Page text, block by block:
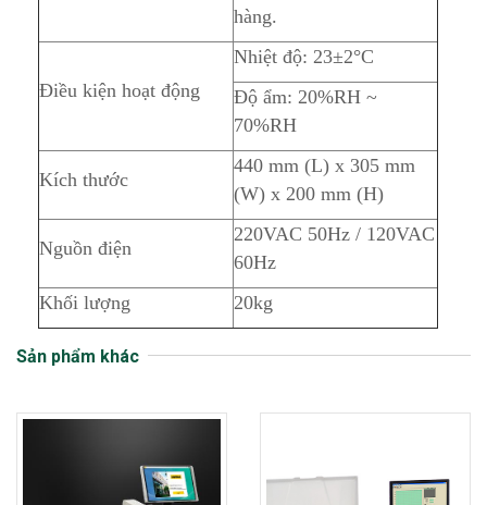
hàng.
Điều kiện hoạt động
Nhiệt độ: 23±2°C
Độ ẩm: 20%RH ~
70%RH
Kích thước
440 mm (L) x 305 mm
(W) x 200 mm (H)
Nguồn điện
220VAC 50Hz / 120VAC
60Hz
Khối lượng
20kg
Sản phẩm khác